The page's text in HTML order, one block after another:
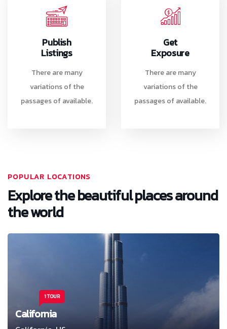
Publish
Listings
There are many
variations of the
passages of available.
Get
Exposure
There are many
variations of the
passages of available.
POPULAR LOCATIONS
Explore the beautiful places around
the world
1 TOUR
California